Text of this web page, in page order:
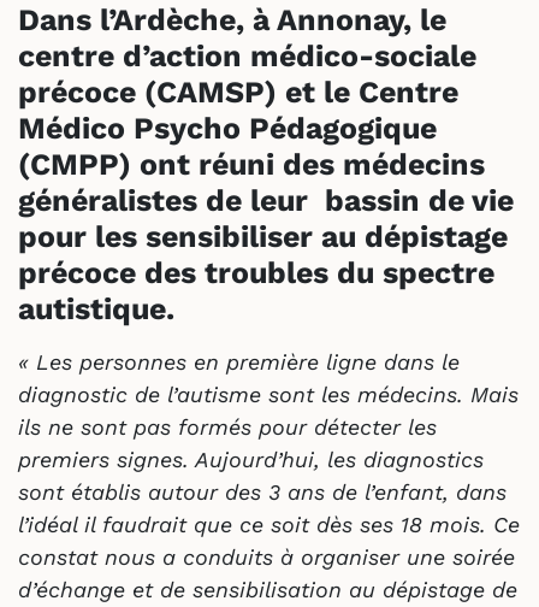
Dans l’Ardèche, à Annonay, le
centre d’action médico-sociale
précoce (CAMSP) et le Centre
Médico Psycho Pédagogique
(CMPP) ont réuni des médecins
généralistes de leur bassin de vie
pour les sensibiliser au dépistage
précoce des troubles du spectre
autistique.
« Les personnes en première ligne dans le
diagnostic de l’autisme sont les médecins. Mais
ils ne sont pas formés pour détecter les
premiers signes. Aujourd’hui, les diagnostics
sont établis autour des 3 ans de l’enfant, dans
l’idéal il faudrait que ce soit dès ses 18 mois. Ce
constat nous a conduits à organiser une soirée
d’échange et de sensibilisation au dépistage de